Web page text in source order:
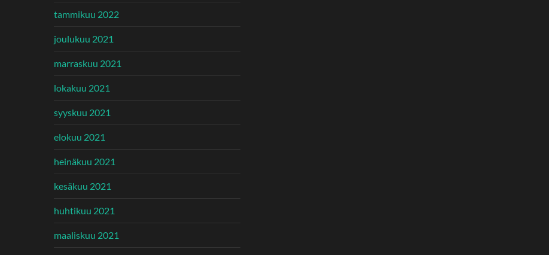
tammikuu 2022
joulukuu 2021
marraskuu 2021
lokakuu 2021
syyskuu 2021
elokuu 2021
heinäkuu 2021
kesäkuu 2021
huhtikuu 2021
maaliskuu 2021